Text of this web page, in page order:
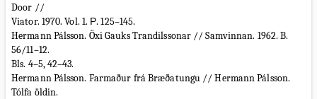
Door //
Viator. 1970. Vol. 1. Р. 125–145.
Hermann Pálsson. Öxi Gauks Trandilssonar // Samvinnan. 1962. B.
56/11–12.
Bls. 4–5, 42–43.
Hermann Pálsson. Farmaður frá Bræðatungu // Hermann Pálsson.
Tólfa öldin.